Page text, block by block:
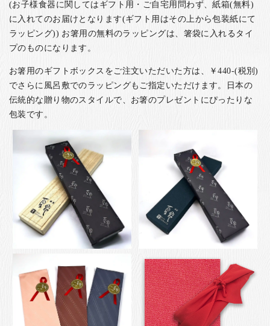
(お子様食器に関してはギフト用・ご自宅用問わず、紙箱(無料)
に入れてのお届けとなります(ギフト用はその上から包装紙にて
ラッピング)) お箸用の無料のラッピングは、箸袋に入れるタイ
プのものになります。
お箸用のギフトボックスをご注文いただいた方は、￥440-(税別)
でさらに風呂敷でのラッピングもご指定いただけます。日本の
伝統的な贈り物のスタイルで、お箸のプレゼントにぴったりな
包装です。